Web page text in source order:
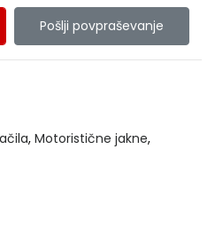
Pošlji povpraševanje
, Motoristične jakne,